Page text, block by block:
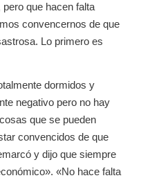
que hacen falta
convencernos de que
Lo primero es
dormidos y
negativo pero no hay
que se pueden
convencidos de que
y dijo que siempre
«No hace falta